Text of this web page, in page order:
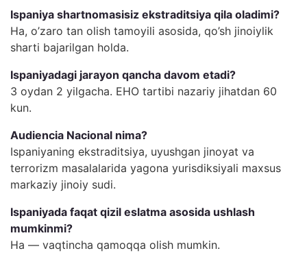
Ispaniya shartnomasisiz ekstraditsiya qila oladimi?
Ha, o’zaro tan olish tamoyili asosida, qo’sh jinoiylik
sharti bajarilgan holda.
Ispaniyadagi jarayon qancha davom etadi?
3 oydan 2 yilgacha. EHO tartibi nazariy jihatdan 60
kun.
Audiencia Nacional nima?
Ispaniyaning ekstraditsiya, uyushgan jinoyat va
terrorizm masalalarida yagona yurisdiksiyali maxsus
markaziy jinoiy sudi.
Ispaniyada faqat qizil eslatma asosida ushlash
mumkinmi?
Ha — vaqtincha qamoqqa olish mumkin.